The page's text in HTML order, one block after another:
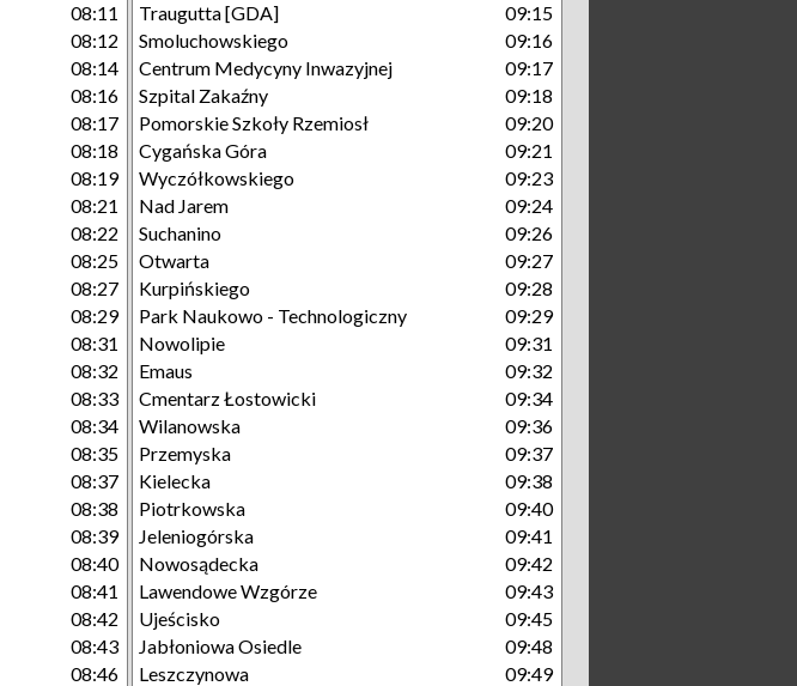
08:11
08:12
08:14
08:16
08:17
08:18
08:19
08:21
08:22
08:25
08:27
08:29
08:31
08:32
08:33
08:34
08:35
08:37
08:38
08:39
08:40
08:41
08:42
08:43
08:46
Traugutta [GDA]
09:15
Smoluchowskiego
09:16
Centrum Medycyny Inwazyjnej
09:17
Szpital Zakaźny
09:18
Pomorskie Szkoły Rzemiosł
09:20
Cygańska Góra
09:21
Wyczółkowskiego
09:23
Nad Jarem
09:24
Suchanino
09:26
Otwarta
09:27
Kurpińskiego
09:28
Park Naukowo - Technologiczny
09:29
Nowolipie
09:31
Emaus
09:32
Cmentarz Łostowicki
09:34
Wilanowska
09:36
Przemyska
09:37
Kielecka
09:38
Piotrkowska
09:40
Jeleniogórska
09:41
Nowosądecka
09:42
Lawendowe Wzgórze
09:43
Ujeścisko
09:45
Jabłoniowa Osiedle
09:48
Leszczynowa
09:49